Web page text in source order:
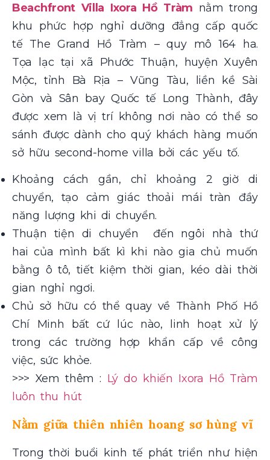
Beachfront Villa Ixora Hồ Tràm nằm trong
khu phức hợp nghỉ dưỡng đẳng cấp quốc
tế The Grand Hồ Tràm – quy mô 164 ha.
Tọa lạc tại xã Phước Thuận, huyện Xuyên
Mộc, tỉnh Bà Rịa – Vũng Tàu, liền kề Sài
Gòn và Sân bay Quốc tế Long Thành, đây
được xem là vị trí không nơi nào có thể so
sánh được dành cho quý khách hàng muốn
sở hữu second-home villa bởi các yếu tố.
Khoảng cách gần, chỉ khoảng 2 giờ di
chuyển, tạo cảm giác thoải mái tràn đầy
năng lượng khi di chuyển.
Thuận tiện di chuyển đến ngôi nhà thứ
hai của mình bất kì khi nào gia chủ muốn
bằng ô tô, tiết kiệm thời gian, kéo dài thời
gian nghỉ ngơi.
Chủ sở hữu có thể quay về Thành Phố Hồ
Chí Minh bất cứ lúc nào, linh hoạt xử lý
trong các trường hợp khẩn cấp về công
việc, sức khỏe.
>>> Xem thêm : Lý do khiến Ixora Hồ Tràm
luôn thu hút
Nằm giữa thiên nhiên hoang sơ hùng vĩ
Trong thời buổi kinh tế phát triển như hiện